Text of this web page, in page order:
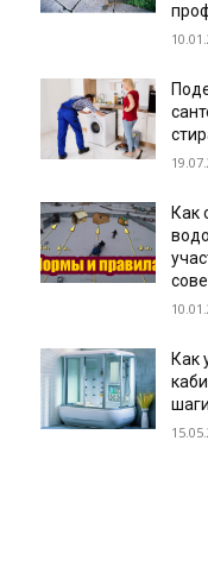
Как
Как